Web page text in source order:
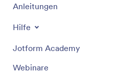
Anleitungen
Hilfe
Jotform Academy
Webinare